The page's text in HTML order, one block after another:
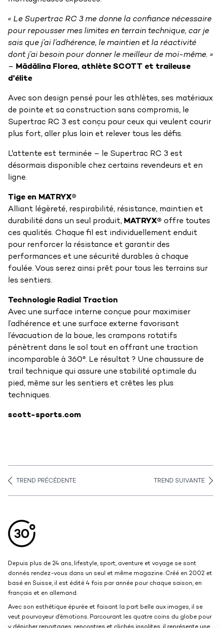
« Le Supertrac RC 3 me donne la confiance nécessaire
pour repousser mes limites en terrain technique, car je
sais que j’ai l’adhérence, le maintien et la réactivité
dont j’ai besoin pour donner le meilleur de moi-même. »
– Mădălina Florea, athlète SCOTT et traileuse
d'élite
Avec son design pensé pour les athlètes, ses matériaux
de pointe et sa construction sans compromis, le
Supertrac RC 3 est conçu pour ceux qui veulent courir
plus fort, aller plus loin et relever tous les défis.
L'attente est terminée – le Supertrac RC 3 est
désormais disponible chez certains revendeurs et en
ligne.
Tige en MATRYX®
Alliant légèreté, respirabilité, résistance, maintien et
durabilité dans un seul produit, MATRYX® offre toutes
ces qualités. Chaque fil est individuellement enduit
pour renforcer la résistance et garantir des
performances et une sécurité durables à chaque
foulée. Vous serez ainsi prêt pour tous les terrains sur
les sentiers.
Technologie Radial Traction
Avec une surface interne conçue pour maximiser
l’adhérence et une surface externe favorisant
l’évacuation de la boue, les crampons rotatifs
pénètrent dans le sol tout en offrant une traction
incomparable à 360°. Le résultat ? Une chaussure de
trail technique qui assure une stabilité optimale du
pied, même sur les sentiers et crêtes les plus
techniques.
scott-sports.com
TREND PRÉCÉDENTE TREND SUIVANTE
Depuis plus de 24 ans, lifestyle, sport, aventure et voyage se sont
donnés rendez-vous dans un seul et même magazine. Créé en 2002 et
basé en Suisse, il est édité 4 fois par année pour chaque saison, en
français et en allemand.
Avec son esthétique épurée et faisant la part belle aux images, il se
veut pourvoyeur d’émotions. Parcourant les quatre coins du globe pour